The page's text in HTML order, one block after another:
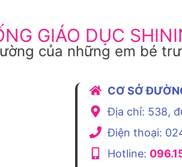
GIÁO DỤC
của những em bé
CƠ SỞ
Địa chỉ: 538,
Điện thoại:
Hotline: